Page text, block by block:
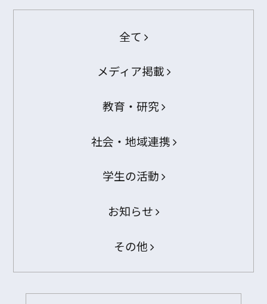
全て
メディア掲載
教育・研究
社会・地域連携
学生の活動
お知らせ
その他